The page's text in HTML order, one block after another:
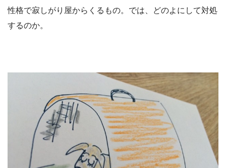
性格で寂しがり屋からくるもの。では、どのよにして対処
するのか。